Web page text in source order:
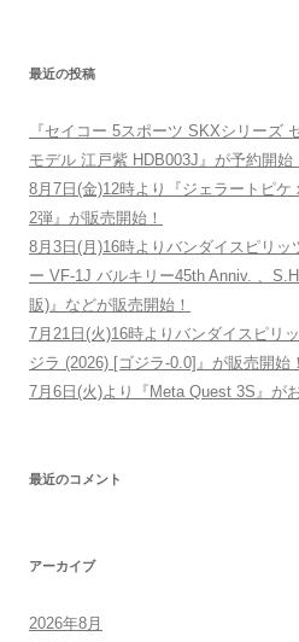
最近の投稿
『セイコー 5スポーツ SKXシリーズ
モデル 江戸紫 HDB003J』が予約開始
8月7日(金)12時より『ジェラートピ
2弾』が販売開始！
8月3日(月)16時よりバンダイスピリッ
ー VF-1J バルキリー45th Anniv. 、
販)』などが販売開始！
7月21日(火)16時よりバンダイスピリ
ジラ (2026) [ゴジラ-0.0]』が販売開始！
7月6日(火)より『Meta Quest 3S』が
最近のコメント
アーカイブ
2026年8月